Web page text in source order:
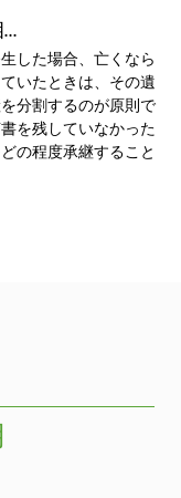
した場合、亡くなら
いたときは、その遺
分割するのが原則で
を残していなかった
の程度承継すること